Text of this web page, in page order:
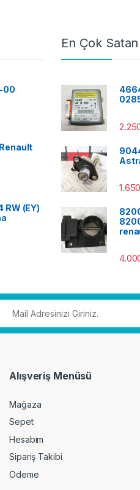
00
RW (EY)
En Çok
Alışveriş Menüsü
Mağaza
Sepet
Hesabım
Sipariş Takibi
Ödeme